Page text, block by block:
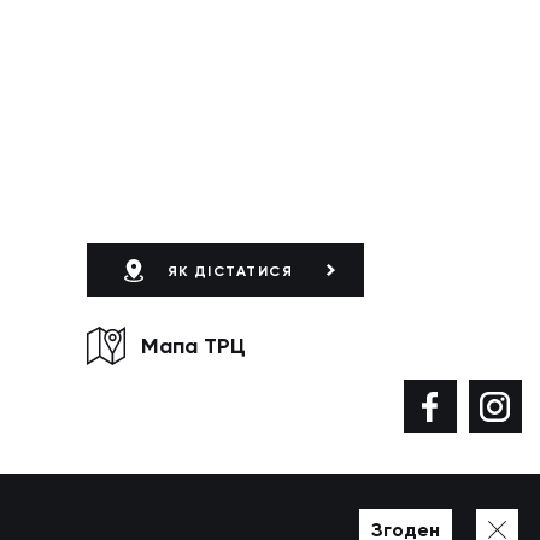
ЯК ДІСТАТИСЯ
Мапа ТРЦ
Розроблено у WEZOM
Згоден